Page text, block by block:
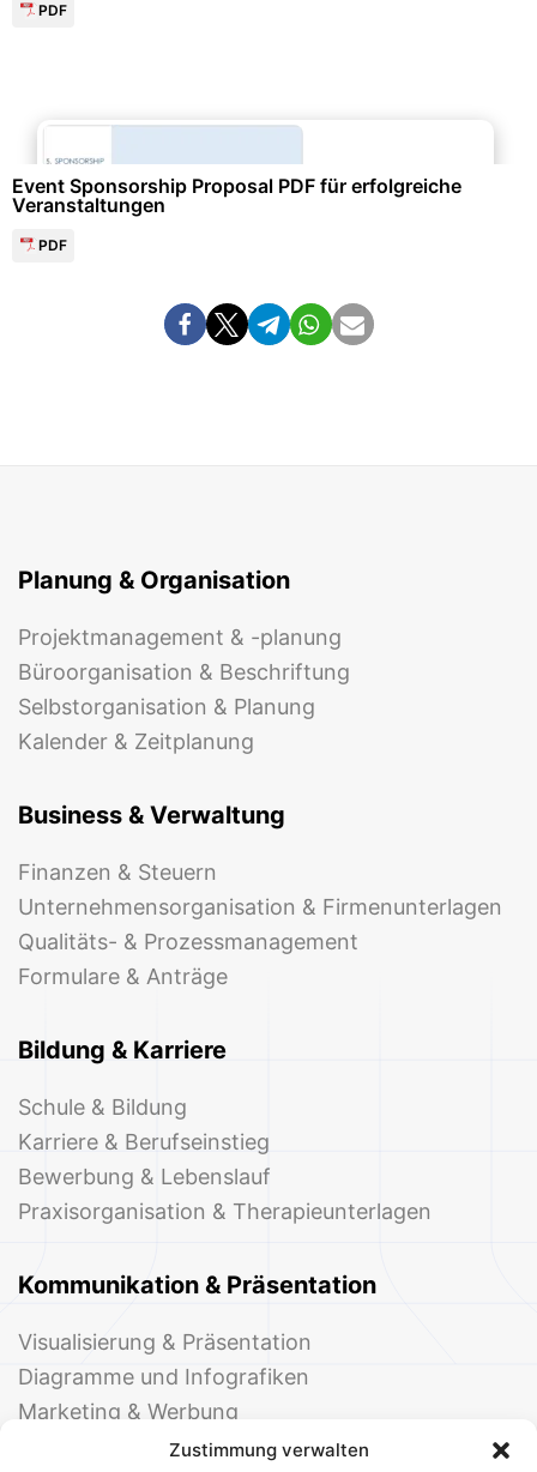
Zustimmung verwalten
PDF
Event Sponsorship Proposal PDF für erfolgreiche
Veranstaltungen
PDF
Planung & Organisation
Projektmanagement & -planung
Büroorganisation & Beschriftung
Selbstorganisation & Planung
Kalender & Zeitplanung
Business & Verwaltung
Finanzen & Steuern
Unternehmensorganisation & Firmenunterlagen
Qualitäts- & Prozessmanagement
Formulare & Anträge
Bildung & Karriere
Schule & Bildung
Karriere & Berufseinstieg
Bewerbung & Lebenslauf
Praxisorganisation & Therapieunterlagen
Kommunikation & Präsentation
Visualisierung & Präsentation
Diagramme und Infografiken
Marketing & Werbung
Events & Einladungen